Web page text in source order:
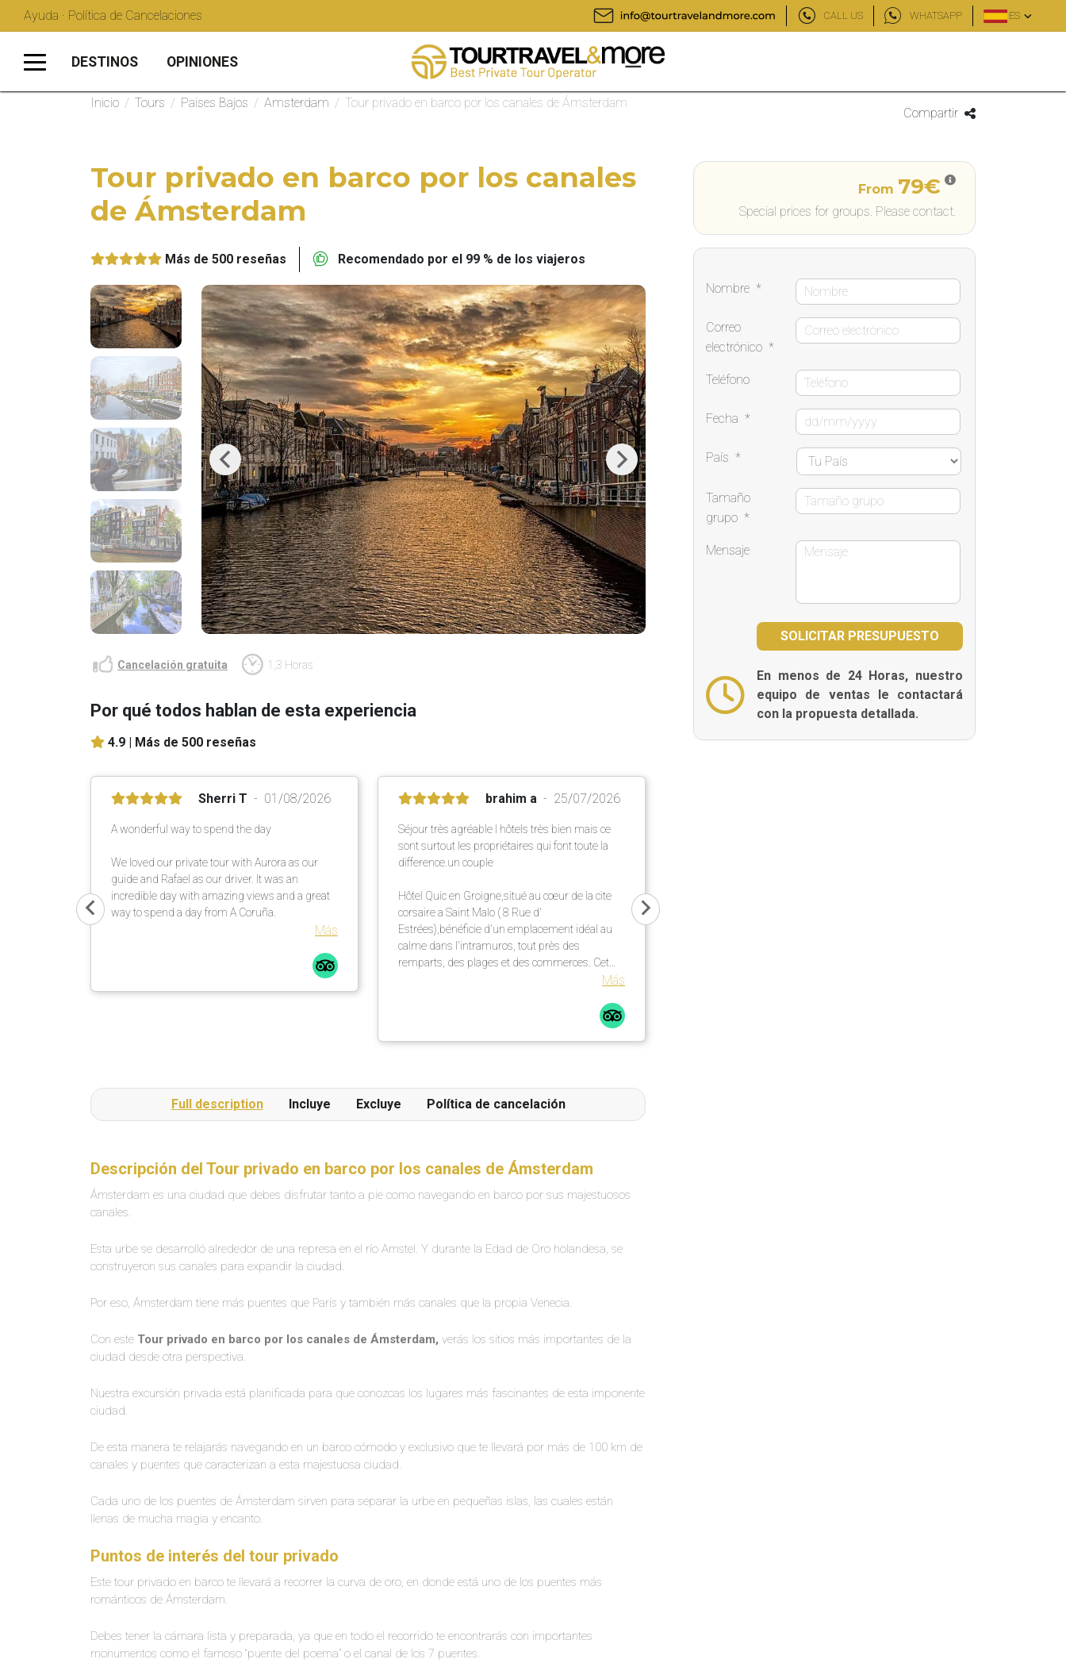
Ayuda · Política de Cancelaciones CALL US WHATSAPP ES
DESTINOS OPINIONES
Inicio / Tours / Paises Bajos / Amsterdam / Tour privado en barco por los canales de Ámsterdam
Compartir
Tour privado en barco por los canales
de Ámsterdam
Más de 500 reseñas Recomendado por el 99 % de los viajeros
Previous Next
Cancelación gratuita 1,3 Horas
Por qué todos hablan de esta experiencia
4.9 | Más de 500 reseñas
Sherri T 01/08/2026
A wonderful way to spend the day
We loved our private tour with Aurora as our
guide and Rafael as our driver. It was an
incredible day with amazing views and a great
way to spend a day from A Coruña.
Más
brahim a 25/07/2026
Séjour très agréable l hôtels très bien mais ce
sont surtout les propriétaires qui font toute la
difference.un couple
Hôtel Quic en Groigne,situé au cœur de la cite
corsaire a Saint Malo ( 8 Rue d'
Estrées),bénéficie d'un emplacement idéal au
calme dans l'intramuros, tout près des
remparts, des plages et des commerces. Cet
élégante bâtisse en pierre ,un petit déjeuner
répute mettant a l' honneur des produits locaux
et artisanaux ainsi qu' une terrasse extérieur
Más
Full description Incluye Excluye Política de cancelación
Descripción del Tour privado en barco por los canales de Ámsterdam
Ámsterdam es una ciudad que debes disfrutar tanto a pie como navegando en barco por sus majestuosos
canales.
Esta urbe se desarrolló alrededor de una represa en el río Amstel. Y durante la Edad de Oro holandesa, se
construyeron sus canales para expandir la ciudad.
Por eso, Ámsterdam tiene más puentes que París y también más canales que la propia Venecia.
Con este Tour privado en barco por los canales de Ámsterdam, verás los sitios más importantes de la
ciudad desde otra perspectiva.
Nuestra excursión privada está planificada para que conozcas los lugares más fascinantes de esta imponente
ciudad.
De esta manera te relajarás navegando en un barco cómodo y exclusivo que te llevará por más de 100 km de
canales y puentes que caracterizan a esta majestuosa ciudad.
Cada uno de los puentes de Ámsterdam sirven para separar la urbe en pequeñas islas, las cuales están
llenas de mucha magia y encanto.
Puntos de interés del tour privado
Este tour privado en barco te llevará a recorrer la curva de oro, en donde está uno de los puentes más
románticos de Ámsterdam.
Debes tener la cámara lista y preparada, ya que en todo el recorrido te encontrarás con importantes
monumentos como el famoso “puente del poema” o el canal de los 7 puentes.
From 79€
Special prices for groups. Please contact.
Nombre *
Correo
electrónico *
Teléfono
Fecha *
País *
Tamaño
grupo *
Mensaje
En menos de 24 Horas, nuestro
equipo de ventas le contactará
con la propuesta detallada.